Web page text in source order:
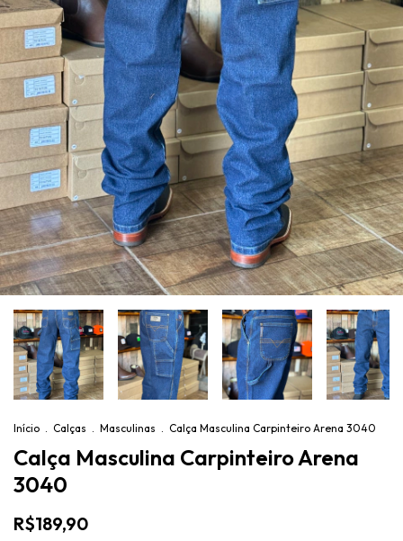
Início . Calças . Masculinas . Calça Masculina Carpinteiro Arena 3040
Calça Masculina Carpinteiro Arena
3040
R$189,90